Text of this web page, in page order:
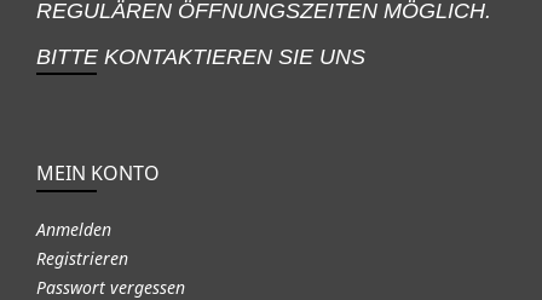
REGULÄREN ÖFFNUNGSZEITEN MÖGLICH.
BITTE KONTAKTIEREN SIE UNS
MEIN KONTO
Anmelden
Registrieren
Passwort vergessen